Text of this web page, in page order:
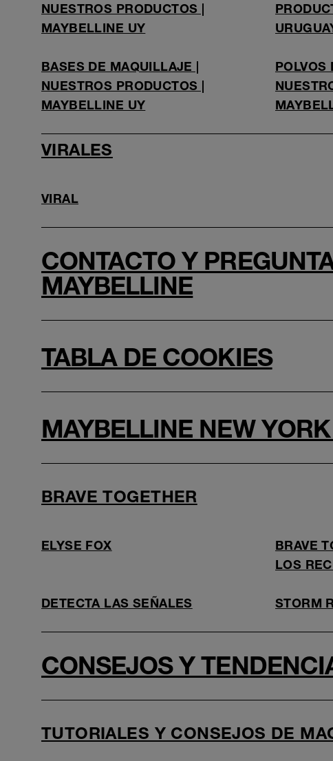
NUESTROS PRODUCTOS |
MAYBELLINE UY
BASES DE MAQUILLAJE |
NUESTROS PRODUCTOS |
MAYBELLINE UY
POLVOS
VIRALES
VIRAL
CONTACTO Y
MAYBELLINE
TABLA DE COOKIES
MAYBELLINE NEW
BRAVE TOGETHER
ELYSE FOX
BRAVE
LOS
DETECTA LAS SEÑALES STORM
CONSEJOS Y
TUTORIALES Y CONSEJOS DE